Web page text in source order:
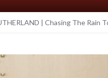
| Chasing The Rain